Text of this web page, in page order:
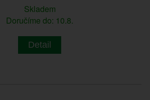
Skladem
Doručíme do: 10.8.
Detail